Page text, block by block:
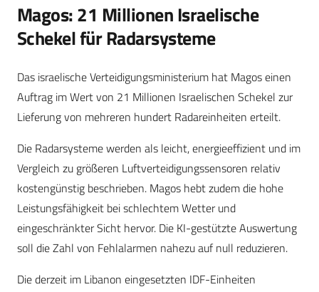
Magos: 21 Millionen Israelische
Schekel für Radarsysteme
Das israelische Verteidigungsministerium hat Magos einen
Auftrag im Wert von 21 Millionen Israelischen Schekel zur
Lieferung von mehreren hundert Radareinheiten erteilt.
Die Radarsysteme werden als leicht, energieeffizient und im
Vergleich zu größeren Luftverteidigungssensoren relativ
kostengünstig beschrieben. Magos hebt zudem die hohe
Leistungsfähigkeit bei schlechtem Wetter und
eingeschränkter Sicht hervor. Die KI-gestützte Auswertung
soll die Zahl von Fehlalarmen nahezu auf null reduzieren.
Die derzeit im Libanon eingesetzten IDF-Einheiten